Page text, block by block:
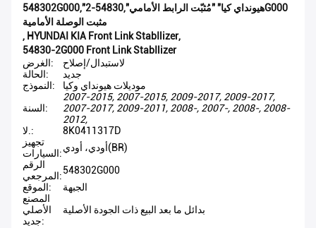
548302G000,"هيونداي كيا" "مُثبّت الرابط الأمامي",54830-2G000
مثبت الوصلة الأمامية
, HYUNDAI KIA Front Link StabIlizer,
54830-2G000 Front Link StabIlizer
الغرض:
لاستبدال/إصلاح
الحالة:
جديد
النموذج:
موديلات هيونداي وكيا
السنة:
2007-2015, 2007-2015, 2009-2017, 2009-2017,
2007-2017, 2009-2011, 2008-, 2007-, 2008-, 2008-
2012,
لا.:
8K0411317D
تجهيز
السيارات:
أودي، أودي(BR)
الرقم
المرجعي:548302G000
الموقع:
الجبهة
المصنع
الأصلي
جديد:
بدائل ما بعد البيع ذات الجودة الأصلية